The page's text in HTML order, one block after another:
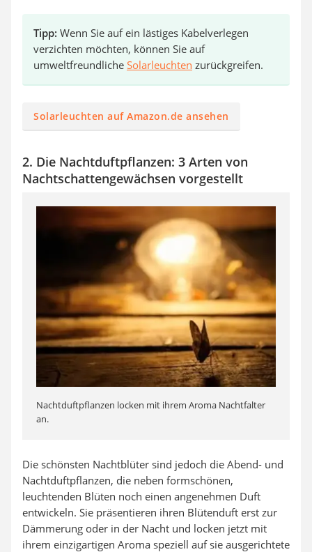
Tipp: Wenn Sie auf ein lästiges Kabelverlegen
verzichten möchten, können Sie auf
umweltfreundliche Solarleuchten zurückgreifen.
Solarleuchten auf Amazon.de ansehen
2. Die Nachtduftpflanzen: 3 Arten von
Nachtschattengewächsen vorgestellt
Nachtduftpflanzen locken mit ihrem Aroma Nachtfalter
an.
Die schönsten Nachtblüter sind jedoch die Abend- und
Nachtduftpflanzen, die neben formschönen,
leuchtenden Blüten noch einen angenehmen Duft
entwickeln. Sie präsentieren ihren Blütenduft erst zur
Dämmerung oder in der Nacht und locken jetzt mit
ihrem einzigartigen Aroma speziell auf sie ausgerichtete